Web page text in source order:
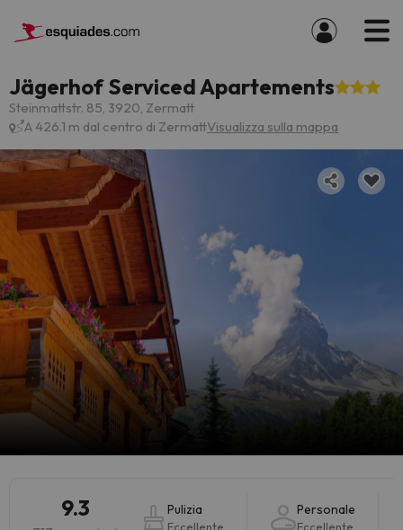
Jägerhof Serviced Apartements
Steinmattstr. 85, 3920, Zermatt
A 426.1 m dal centro di ZermattVisualizza sulla mappa
9.3 Pulizia
Eccellente
Personale
Eccellente